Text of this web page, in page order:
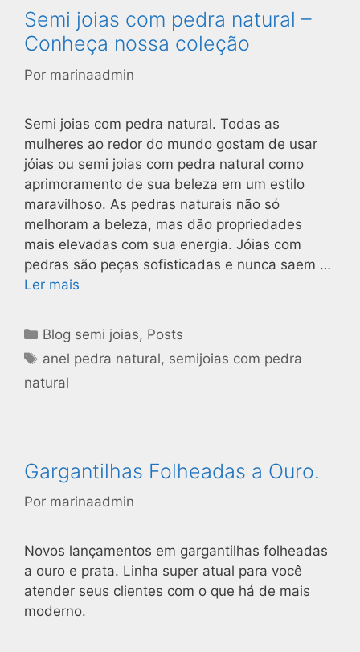
Semi joias com pedra natural –
Conheça nossa coleção
Por marinaadmin
Semi joias com pedra natural. Todas as
mulheres ao redor do mundo gostam de usar
jóias ou semi joias com pedra natural como
aprimoramento de sua beleza em um estilo
maravilhoso. As pedras naturais não só
melhoram a beleza, mas dão propriedades
mais elevadas com sua energia. Jóias com
pedras são peças sofisticadas e nunca saem …
Ler mais
Blog semi joias, Posts
anel pedra natural, semijoias com pedra
natural
Gargantilhas Folheadas a Ouro.
Por marinaadmin
Novos lançamentos em gargantilhas folheadas
a ouro e prata. Linha super atual para você
atender seus clientes com o que há de mais
moderno.